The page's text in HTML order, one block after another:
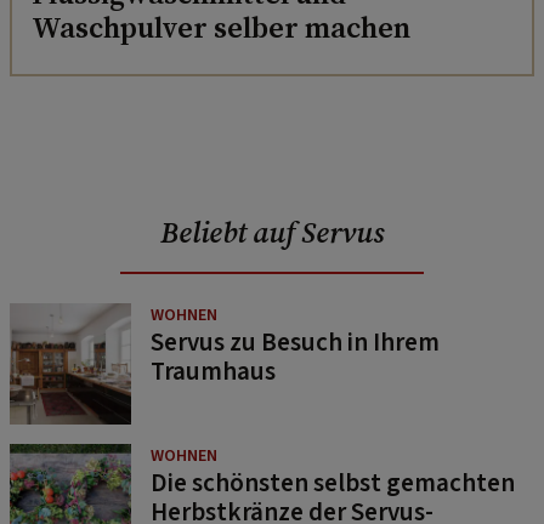
Waschpulver selber machen
Beliebt auf Servus
WOHNEN
Servus zu Besuch in Ihrem
Traumhaus
WOHNEN
Die schönsten selbst gemachten
Herbstkränze der Servus-